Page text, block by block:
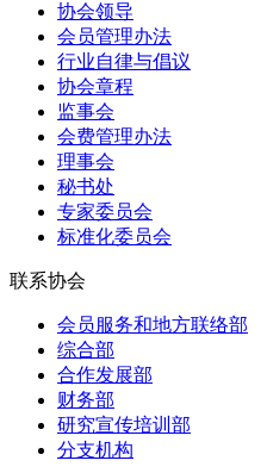
协会领导
会员管理办法
行业自律与倡议
协会章程
监事会
会费管理办法
理事会
秘书处
专家委员会
标准化委员会
联系协会
会员服务和地方联络部
综合部
合作发展部
财务部
研究宣传培训部
分支机构